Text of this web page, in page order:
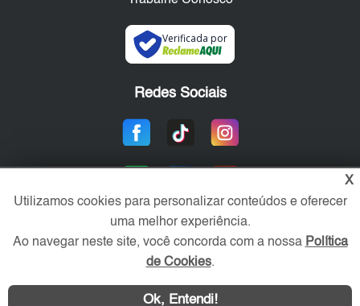
Verificada por
Redes Sociais
Área exclusiva aos anunciantes,
X
Utilizamos cookies para personalizar conteúdos e oferecer
uma melhor experiência.
Ao navegar neste site, você concorda com a nossa Política
de Cookies.
Ok, Entendi!